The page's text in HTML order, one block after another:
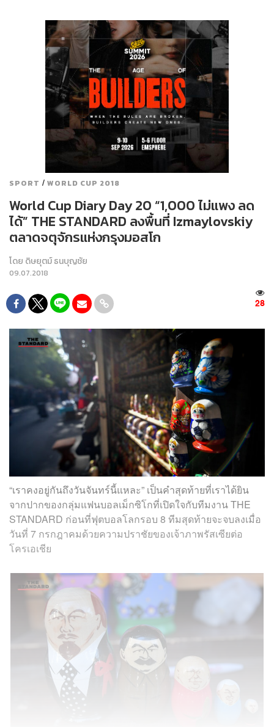
SPORT / WORLD CUP 2018
World Cup Diary Day 20 “1,000 ไม่แพง ลด
ได้” THE STANDARD ลงพื้นที่ Izmaylovskiy
ตลาดจตุจักรแห่งกรุงมอสโก
โดย ดิษยุตม์ ธนบุญชัย
09.07.2018
28
“เราคงอยู่กันถึงวันจันทร์นี้แหละ” เป็นคำสุดท้ายที่เราได้ยิน
จากปากของกลุ่มแฟนบอลเม็กซิโกที่เปิดใจกับทีมงานTHE
STANDARD ก่อนที่ฟุตบอลโลกรอบ 8 ทีมสุดท้ายจะจบลงเมื่อ
วันที่ 7 กรกฎาคมด้วยความปราชัยของเจ้าภาพรัสเซียต่อ
โครเอเชีย